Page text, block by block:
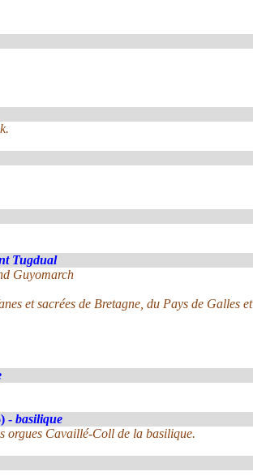
Tugdual
Guyomarch
et sacrées de Bretagne, du Pays de Galles et
- basilique
orgues Cavaillé-Coll de la basilique.